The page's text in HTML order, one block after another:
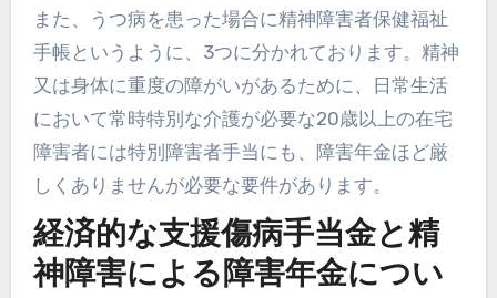
また、うつ病を患った場合に精神障害者保健福祉
手帳というように、3つに分かれております。精神
又は身体に重度の障がいがあるために、日常生活
において常時特別な介護が必要な20歳以上の在宅
障害者には特別障害者手当にも、障害年金ほど厳
しくありませんが必要な要件があります。
経済的な支援傷病手当金と精
神障害による障害年金につい